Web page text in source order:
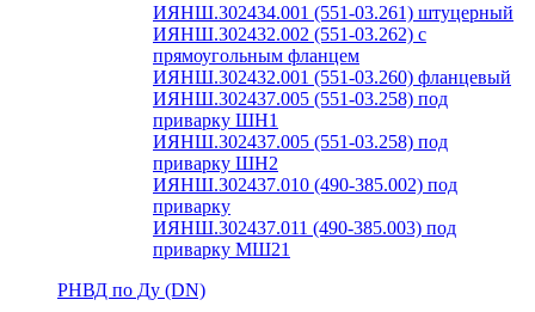
ИЯНШ.302434.001 (551-03.261) штуцерный
ИЯНШ.302432.002 (551-03.262) с
прямоугольным фланцем
ИЯНШ.302432.001 (551-03.260) фланцевый
ИЯНШ.302437.005 (551-03.258) под
приварку ШН1
ИЯНШ.302437.005 (551-03.258) под
приварку ШН2
ИЯНШ.302437.010 (490-385.002) под
приварку
ИЯНШ.302437.011 (490-385.003) под
приварку МШ21
РНВД по Ду (DN)